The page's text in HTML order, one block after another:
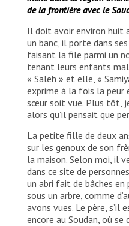
de la frontière avec le
Il doit avoir environ huit
un banc, il porte dans
faisant la file parmi un
tenant leurs enfants
« Saleh » et elle, «
exprime à la fois la peur
sœur soit vue. Plus tôt,
alors qu’il pensait que
La petite fille de deux
sur les genoux de son
la maison. Selon moi, il
dans ce site de
un abri fait de bâches
sous un arbre, comme
avons vues. Le père,
encore au Soudan, où